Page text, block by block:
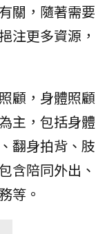
關，隨著需要
注更多資源，
顧，身體照顧
主，包括身體
翻身拍背、肢
含陪同外出、
等。